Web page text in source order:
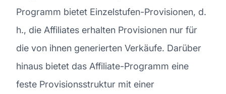
Programm bietet Einzelstufen-Provisionen, d.
h., die Affiliates erhalten Provisionen nur für
die von ihnen generierten Verkäufe. Darüber
hinaus bietet das Affiliate-Programm eine
feste Provisionsstruktur mit einer